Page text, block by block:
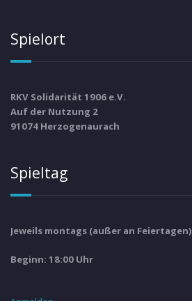
Spielort
RKV Solidarität 1906 e.V.
Auf der Nutzung 2
91074 Herzogenaurach
Spieltag
Jeweils montags (außer an Feiertagen)
Beginn: 18:00 Uhr